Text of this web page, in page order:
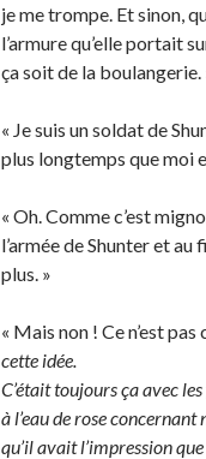
je me trompe. Et sinon,
l’armure qu’elle portait
ça soit de la boulangerie.
« Je suis un soldat de
plus longtemps que moi
« Oh. Comme c’est
l’armée de Shunter et
plus. »
« Mais non ! Ce n’est pas
cette idée.
C’était toujours ça avec
à l’eau de rose concernant
qu’il avait l’impression